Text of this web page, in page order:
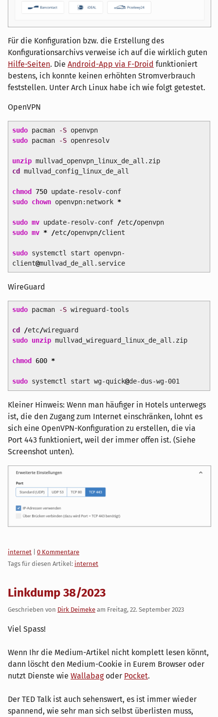
Für die Konfiguration bzw. die Erstellung des
Konfigurationsarchivs verweise ich auf die wirklich guten
Hilfe-Seiten. Die Android-App via F-Droid funktioniert
bestens, ich konnte keinen erhöhten Stromverbrauch
feststellen. Unter Arch Linux habe ich wie folgt getestet.
OpenVPN
sudopacman -Sopenvpn
sudopacman -Sopenresolv
unzipmullvad_openvpn_linux_de_all.zip
cd mullvad_config_linux_de_all
chmod 750update-resolv-conf
sudo chownopenvpn:network *
sudo mvupdate-resolv-conf /etc/openvpn
sudo mv * /etc/openvpn/client
sudosystemctl start openvpn-
client@mullvad_de_all.service
WireGuard
sudopacman -Swireguard-tools
cd /etc/wireguard
sudo unzipmullvad_wireguard_linux_de_all.zip
chmod 600 *
sudosystemctl start wg-quick@de-dus-wg-001
Kleiner Hinweis: Wenn man häufiger in Hotels unterwegs
ist, die den Zugang zum Internet einschränken, lohnt es
sich eine OpenVPN-Konfiguration zu erstellen, die via
Port 443 funktioniert, weil der immer offen ist. (Siehe
Screenshot unten).
Kategorien:
internet
0 Kommentare
Tags für diesen Artikel: internet
Linkdump 38/2023
Geschrieben von Dirk Deimeke am Freitag, 22. September 2023
Viel Spass!
Wenn Ihr die Medium-Artikel nicht komplett lesen könnt,
dann löscht den Medium-Cookie in Eurem Browser oder
nutzt Dienste wie Wallabagoder Pocket.
Der TED Talk ist auch sehenswert, es ist immer wieder
spannend, wie sehr man sich selbst überlisten muss,